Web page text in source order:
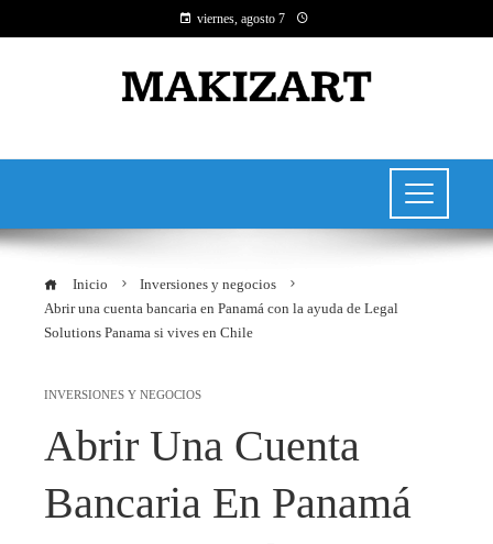
viernes, agosto 7
Inicio
Inversiones y negocios
Abrir una cuenta bancaria en Panamá con la ayuda de Legal
Solutions Panama si vives en Chile
INVERSIONES Y NEGOCIOS
Abrir Una Cuenta
Bancaria En Panamá